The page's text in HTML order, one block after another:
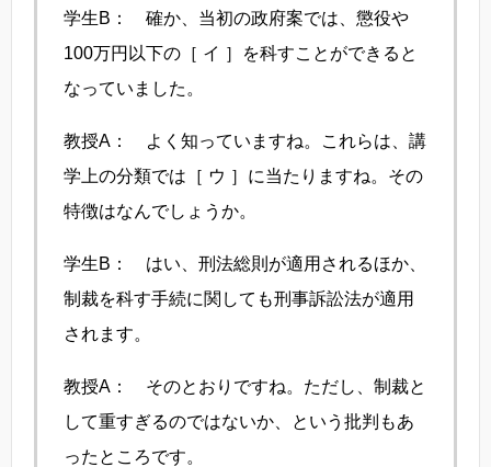
学生B： 確か、当初の政府案では、懲役や
100万円以下の［ イ ］を科すことができると
なっていました。
教授A： よく知っていますね。これらは、講
学上の分類では［ ウ ］に当たりますね。その
特徴はなんでしょうか。
学生B： はい、刑法総則が適用されるほか、
制裁を科す手続に関しても刑事訴訟法が適用
されます。
教授A： そのとおりですね。ただし、制裁と
して重すぎるのではないか、という批判もあ
ったところです。